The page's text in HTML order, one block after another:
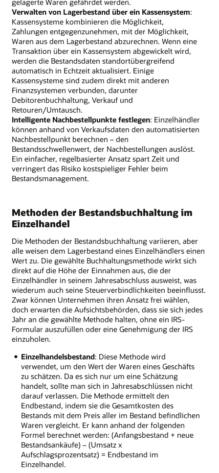
Verwalten von Lagerbestand über ein Kassensystem:
Kassensysteme kombinieren die Möglichkeit,
Zahlungen entgegenzunehmen, mit der Möglichkeit,
Waren aus dem Lagerbestand abzurechnen. Wenn eine
Transaktion über ein Kassensystem abgewickelt wird,
werden die Bestandsdaten standortübergreifend
automatisch in Echtzeit aktualisiert. Einige
Kassensysteme sind zudem direkt mit anderen
Finanzsystemen verbunden, darunter
Debitorenbuchhaltung, Verkauf und
Retouren/Umtausch.
Intelligente Nachbestellpunkte festlegen: Einzelhändler
können anhand von Verkaufsdaten den automatisierten
Nachbestellpunkt berechnen – den
Bestandsschwellenwert, der Nachbestellungen auslöst.
Ein einfacher, regelbasierter Ansatz spart Zeit und
verringert das Risiko kostspieliger Fehler beim
Bestandsmanagement.
Methoden der Bestandsbuchhaltung im
Einzelhandel
Die Methoden der Bestandsbuchhaltung variieren, aber
alle weisen dem Lagerbestand eines Einzelhändlers einen
Wert zu. Die gewählte Buchhaltungsmethode wirkt sich
direkt auf die Höhe der Einnahmen aus, die der
Einzelhändler in seinem Jahresabschluss ausweist, was
wiederum auch seine Steuerverbindlichkeiten beeinflusst.
Zwar können Unternehmen ihren Ansatz frei wählen,
doch erwarten die Aufsichtsbehörden, dass sie sich jedes
Jahr an die gewählte Methode halten, ohne ein IRS-
Formular auszufüllen oder eine Genehmigung der IRS
einzuholen.
Einzelhandelsbestand: Diese Methode wird
verwendet, um den Wert der Waren eines Geschäfts
zu schätzen. Da es sich nur um eine Schätzung
handelt, sollte man sich in Jahresabschlüssen nicht
darauf verlassen. Die Methode ermittelt den
Endbestand, indem sie die Gesamtkosten des
Bestands mit dem Preis aller im Bestand befindlichen
Waren vergleicht. Er kann anhand der folgenden
Formel berechnet werden: (Anfangsbestand + neue
Bestandsankäufe) – (Umsatz x
Aufschlagsprozentsatz) = Endbestand im
Einzelhandel.